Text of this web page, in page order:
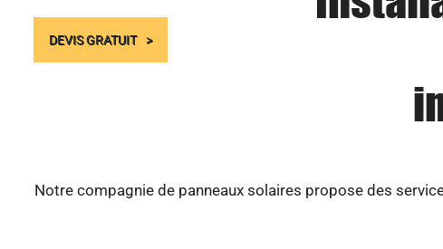
DEVIS GRATUIT
Notre compagnie de panneaux solaires propose des